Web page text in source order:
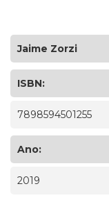
Jaime Zorzi
ISBN:
7898594501255
Ano:
2019